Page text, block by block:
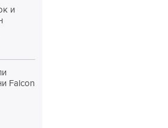
и
Falcon